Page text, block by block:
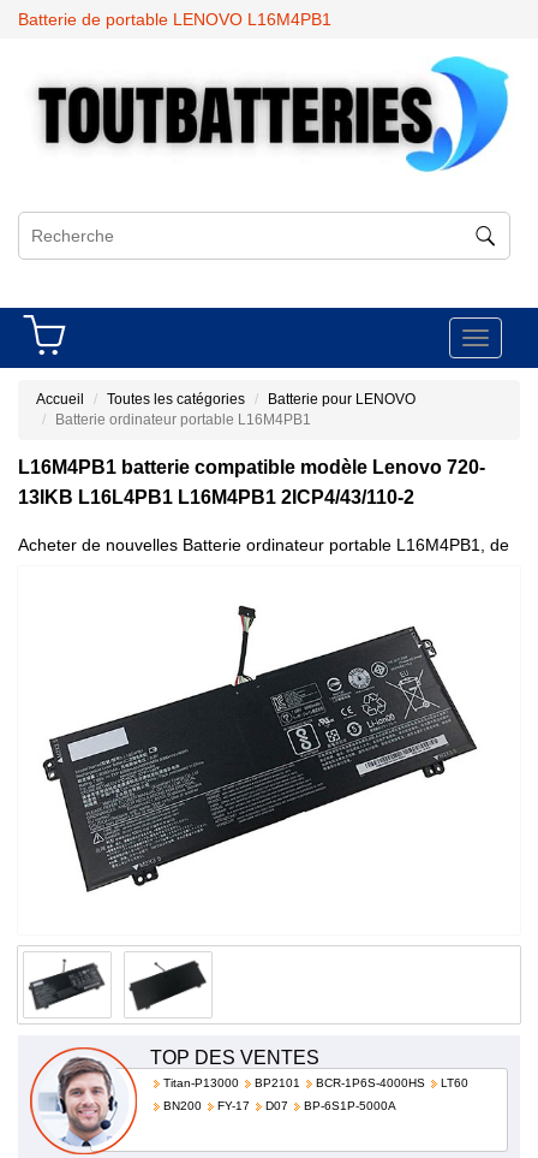
Batterie de portable LENOVO L16M4PB1
Toggle
Accueil Toutes les catégories
Batterie pour LENOVO
Batterie ordinateur portable L16M4PB1
L16M4PB1 batterie compatible modèle Lenovo 720-
13IKB L16L4PB1 L16M4PB1 2ICP4/43/110-2
Acheter de nouvelles Batterie ordinateur portable L16M4PB1, de
TOP DES VENTES
Titan-P13000 BP2101 BCR-1P6S-4000HS
LT60
BN200
FY-17 D07 BP-6S1P-5000A